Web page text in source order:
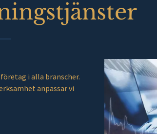
i alla branscher.
anpassar vi